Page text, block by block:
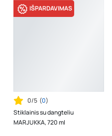
IŠPARDAVIMAS
0/5 (0)
Stiklainis su dangteliu
MARJUKKA, 720 ml